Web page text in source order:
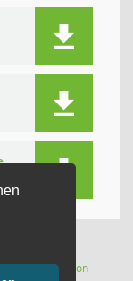
Session(Wird in